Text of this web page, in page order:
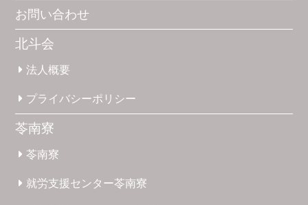
お問い合わせ
北斗会
法人概要
プライバシーポリシー
苓南寮
苓南寮
就労支援センター苓南寮